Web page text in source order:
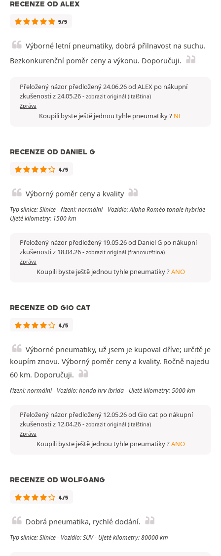
RECENZE OD ALEX
5/5
Výborné letní pneumatiky, dobrá přilnavost na suchu.
Bezkonkurenční poměr ceny a výkonu. Doporučuji.
Přeložený názor předložený 24.06.26 od ALEX po nákupní
zkušenosti z 24.05.26- zobrazit originál (italština)
Zpráva
Koupili byste ještě jednou tyhle pneumatiky ? NE
RECENZE OD DANIEL G
4/5
Výborný poměr ceny a kvality
Typ silnice: Silnice - řízení: normální - Vozidlo: Alpha Roméo tonale hybride -
Ujeté kilometry: 1500 km
Přeložený názor předložený 19.05.26 od Daniel G po nákupní
zkušenosti z 18.04.26- zobrazit originál (francouzština)
Zpráva
Koupili byste ještě jednou tyhle pneumatiky ?ANO
RECENZE OD GIO CAT
4/5
Výborné pneumatiky, už jsem je kupoval dříve; určitě je
koupím znovu. Výborný poměr ceny a kvality. Ročně najedu
60 km. Doporučuji.
řízení: normální - Vozidlo: honda hrv ibrida - Ujeté kilometry: 5000 km
Přeložený názor předložený 12.05.26 od Gio cat po nákupní
zkušenosti z 12.04.26- zobrazit originál (italština)
Zpráva
Koupili byste ještě jednou tyhle pneumatiky ?ANO
RECENZE OD WOLFGANG
4/5
Dobrá pneumatika, rychlé dodání.
Typ silnice: Silnice - Vozidlo: SUV - Ujeté kilometry: 80000 km